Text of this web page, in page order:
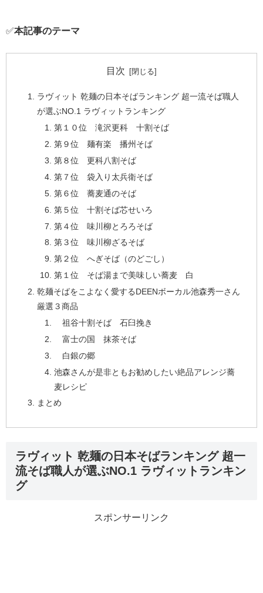
✅本記事のテーマ
目次
ラヴィット 乾麺の日本そばランキング 超一流そば職人
が選ぶNO.1 ラヴィットランキング
第１０位 滝沢更科 十割そば
第９位 麺有楽 播州そば
第８位 更科八割そば
第７位 袋入り太兵衛そば
第６位 蕎麦通のそば
第５位 十割そば芯せいろ
第４位 味川柳とろろそば
第３位 味川柳ざるそば
第２位 へぎそば（のどごし）
第１位 そば湯まで美味しい蕎麦 白
乾麺そばをこよなく愛するDEENボーカル池森秀一さん
厳選３商品
祖谷十割そば 石臼挽き
富士の国 抹茶そば
白銀の郷
池森さんが是非ともお勧めしたい絶品アレンジ蕎
麦レシピ
まとめ
ラヴィット 乾麺の日本そばランキング 超一
流そば職人が選ぶNO.1 ラヴィットランキン
グ
スポンサーリンク